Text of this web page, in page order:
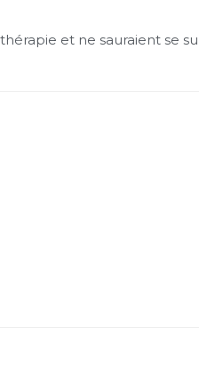
et ne sauraient se